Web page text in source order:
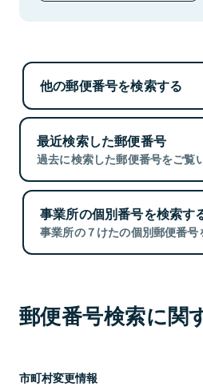
他の郵便番号を検索する
最近検索した郵便番号
過去に検索した郵便番号をご覧
事業所の個別番号を検索す
事業所の７けたの個別郵便番号
郵便番号検索に関
市町村変更情報